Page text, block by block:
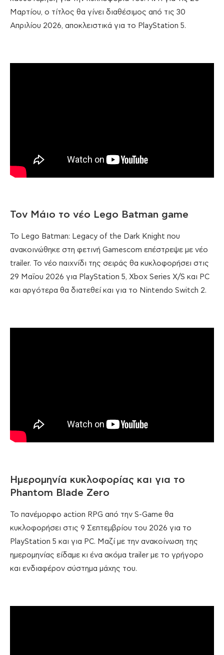
Μαρτίου, ο τίτλος θα γίνει διαθέσιμος από τις 30
Απριλίου 2026, αποκλειστικά για το PlayStation 5.
Τον Μάιο το νέο Lego Batman game
Το Lego Batman: Legacy of the Dark Knight που
ανακοινώθηκε στη φετινή Gamescom επέστρεψε με νέο
trailer. Το νέο παιχνίδι της σειράς θα κυκλοφορήσει στις
29 Μαΐου 2026 για PlayStation 5, Xbox Series X/S και PC
και αργότερα θα διατεθεί και για το Nintendo Switch 2.
Ημερομηνία κυκλοφορίας και για το
Phantom Blade Zero
Το πανέμορφο action RPG από την S-Game θα
κυκλοφορήσει στις 9 Σεπτεμβρίου του 2026 για το
PlayStation 5 και για PC. Μαζί με την ανακοίνωση της
ημερομηνίας είδαμε κι ένα ακόμα trailer με το γρήγορο
και ενδιαφέρον σύστημα μάχης του.